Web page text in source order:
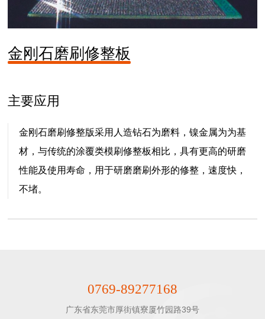
金刚石磨刷修整板
主要应用
金刚石磨刷修整版采用人造钻石为磨料，镍金属为为基
材，与传统的涂覆类模刷修整板相比，具有更高的研磨
性能及使用寿命，用于研磨磨刷外形的修整，速度快，
不堵。
0769-89277168
广东省东莞市厚街镇寮厦竹园路39号